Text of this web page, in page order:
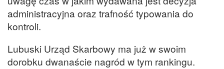
administracyjna oraz trafność typowania do
kontroli.
Lubuski Urząd Skarbowy ma już w swoim
dorobku dwanaście nagród w tym rankingu.